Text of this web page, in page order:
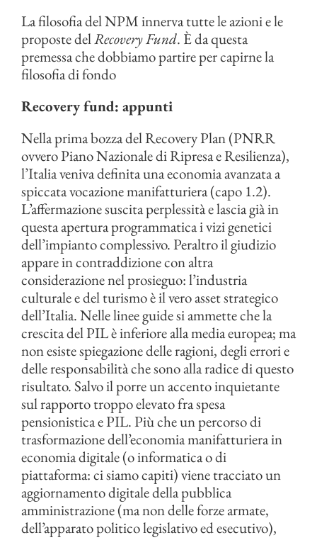
La filosofia del NPM innerva tutte le azioni e le
proposte delRecovery Fund. È da questa
premessa che dobbiamo partire per capirne la
filosofia di fondo
Recovery fund: appunti
Nella prima bozza del Recovery Plan (PNRR
ovvero Piano Nazionale di Ripresa e Resilienza),
l’Italia veniva definita una economia avanzata a
spiccata vocazione manifatturiera (capo 1.2).
L’affermazione suscita perplessità e lascia già in
questa apertura programmatica i vizi genetici
dell’impianto complessivo. Peraltro il giudizio
appare in contraddizione con altra
considerazione nel prosieguo: l’industria
culturale e del turismo è il vero asset strategico
dell’Italia. Nelle linee guide si ammette che la
crescita del PIL è inferiore alla media europea; ma
non esiste spiegazione delle ragioni, degli errori e
delle responsabilità che sono alla radice di questo
risultato. Salvo il porre un accento inquietante
sul rapporto troppo elevato fra spesa
pensionistica e PIL. Più che un percorso di
trasformazione dell’economia manifatturiera in
economia digitale (o informatica o di
piattaforma: ci siamo capiti) viene tracciato un
aggiornamento digitale della pubblica
amministrazione (ma non delle forze armate,
dell’apparato politico legislativo ed esecutivo),